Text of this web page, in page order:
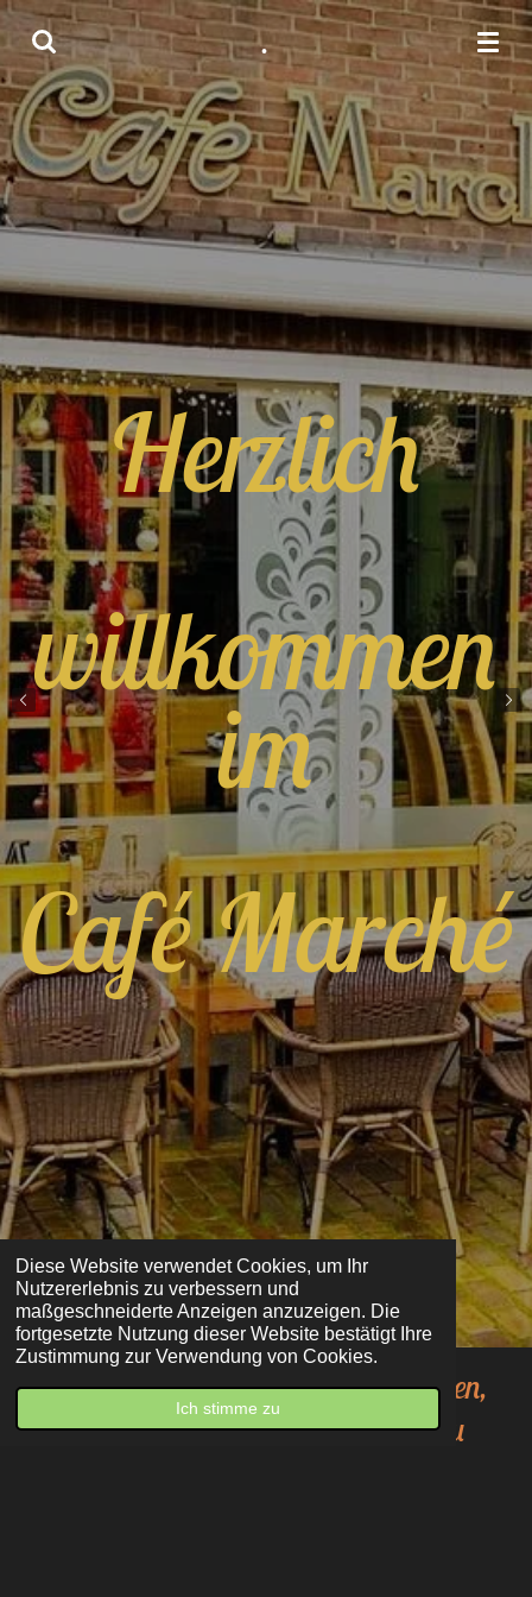
Diese Website verwendet Cookies, um Ihr
Nutzererlebnis zu verbessern und
maßgeschneiderte Anzeigen anzuzeigen. Die
fortgesetzte Nutzung dieser Website bestätigt Ihre
Zustimmung zur Verwendung von Cookies.
Ich stimme zu
Zum
Hauptinhalt
springen
.
Herzlich
willkommen
im
Café Marché
Man soll demLeibetwas gutes bieten,
damit dieSeeleLust hat, darin zu